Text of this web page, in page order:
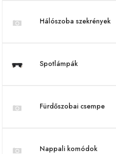
Hálószoba szekrények
Spotlámpák
Fürdőszobai csempe
Nappali komódok